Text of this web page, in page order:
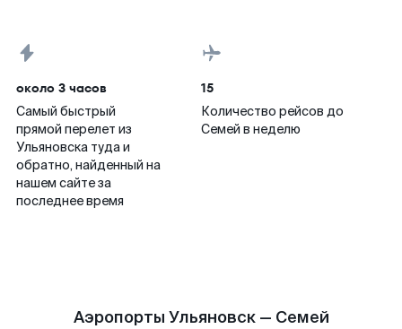
около 3 часов
Самый быстрый
прямой перелет из
Ульяновска туда и
обратно, найденный на
нашем сайте за
последнее время
15
Количество рейсов до
Семей в неделю
Аэропорты Ульяновск — Семей